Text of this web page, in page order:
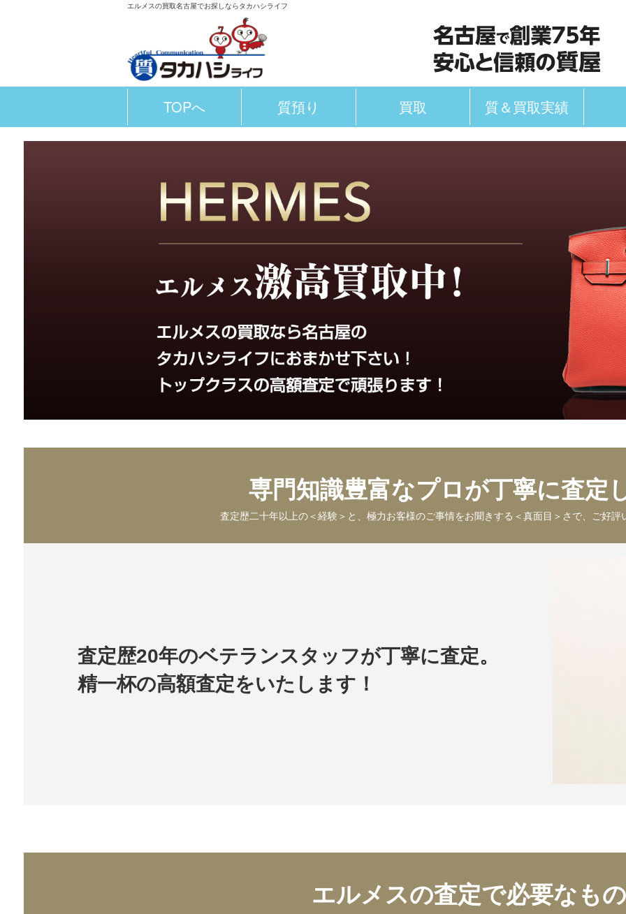
エルメスの買取名古屋でお探しならタカハシライフ
TOPへ 質預り 買取 質＆買取実績
専門知識豊富なプロが丁寧に査定
査定歴二十年以上の＜経験＞と、極力お客様のご事情をお聞きする＜真面目＞さで、ご好評
査定歴20年のベテランスタッフが丁寧に査定。
精一杯の高額査定をいたします！
エルメスの査定で必要なも